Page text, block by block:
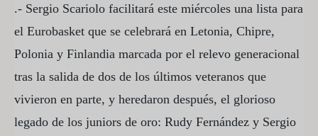
.- Sergio Scariolo facilitará este miércoles una lista para
el Eurobasket que se celebrará en Letonia, Chipre,
Polonia y Finlandia marcada por el relevo generacional
tras la salida de dos de los últimos veteranos que
vivieron en parte, y heredaron después, el glorioso
legado de los juniors de oro: Rudy Fernández y Sergio